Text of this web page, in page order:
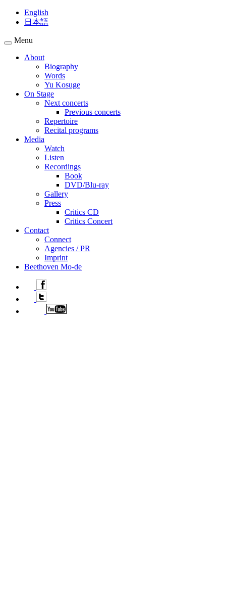
English
日本語
Menu
About
Biography
Words
Yu Kosuge
On Stage
Next concerts
Previous concerts
Repertoire
Recital programs
Media
Watch
Listen
Recordings
Book
DVD/Blu-ray
Gallery
Press
Critics CD
Critics Concert
Contact
Connect
Agencies / PR
Imprint
Beethoven Mo-de